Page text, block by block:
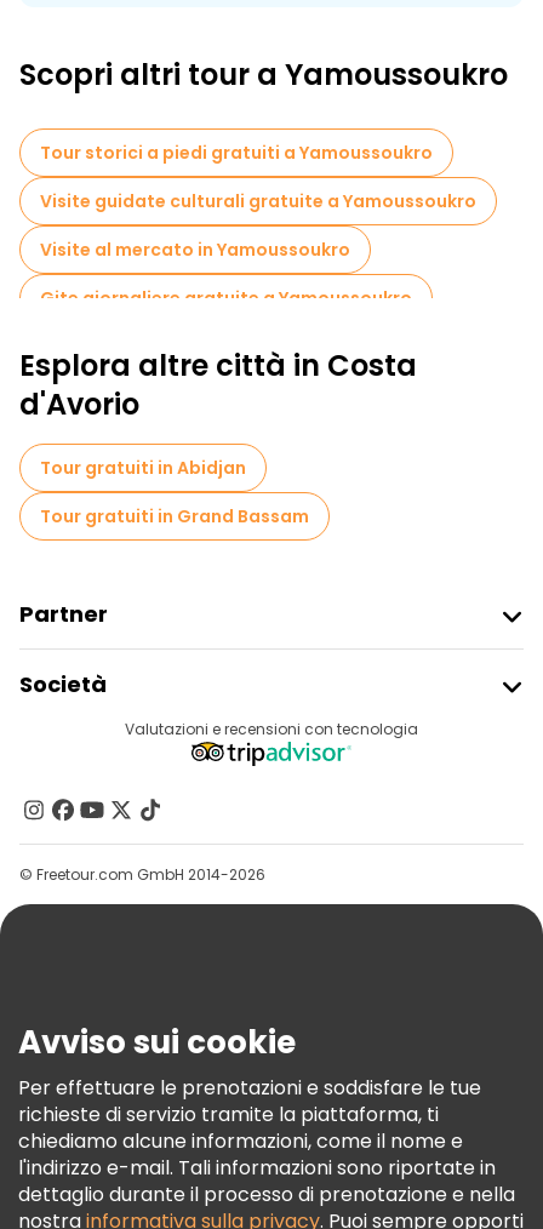
luogo unico e le affascinanti storie che vi sono dietro.
locali, dove potrete sperimentare la vibrante cultura e
l'ospitalità del popolo ivoriano. Scoprite l'artigianato locale, gli
abiti tradizionali e la deliziosa cucina ivoriana.
Scopri altri tour a Yamoussoukro
Tour storici a piedi gratuiti a Yamoussoukro
Visite guidate culturali gratuite a Yamoussoukro
Visite al mercato in Yamoussoukro
Gite giornaliere gratuite a Yamoussoukro
Esplora altre città in Costa
d'Avorio
Tour gratuiti in Abidjan
Tour gratuiti in Grand Bassam
Partner
Accesso Del Fornitore
Programma Di Affiliazione
Società
Destinazioni
Contattaci
Gruppi
Aiuto
Termini E Condizioni
Informativa Sui Cookie
Freetour Premi
Programma Di Fidelizzazione
Valutazioni e recensioni con tecnologia
© Freetour.com GmbH 2014-2026
Avviso sui cookie
Per effettuare le prenotazioni e soddisfare le tue
richieste di servizio tramite la piattaforma, ti
chiediamo alcune informazioni, come il nome e
l'indirizzo e-mail. Tali informazioni sono riportate in
dettaglio durante il processo di prenotazione e nella
nostrainformativa sulla privacy. Puoi sempre opporti